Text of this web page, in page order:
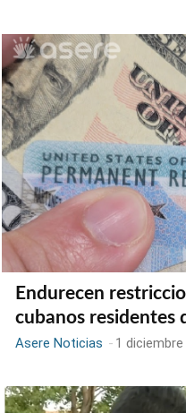
Endurecen
cubanos residentes
Asere Noticias - 1 diciembre